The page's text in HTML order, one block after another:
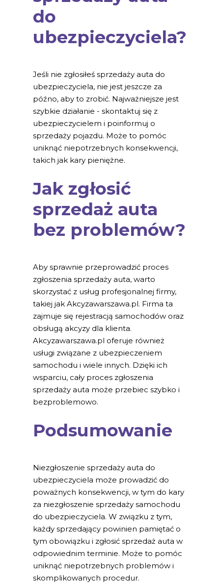
do
ubezpieczyciela?
Jeśli nie zgłosiłeś sprzedaży auta do
ubezpieczyciela, nie jest jeszcze za
późno, aby to zrobić. Najważniejsze jest
szybkie działanie - skontaktuj się z
ubezpieczycielem i poinformuj o
sprzedaży pojazdu. Może to pomóc
uniknąć niepotrzebnych konsekwencji,
takich jak kary pieniężne.
Jak zgłosić
sprzedaż auta
bez problemów?
Aby sprawnie przeprowadzić proces
zgłoszenia sprzedaży auta, warto
skorzystać z usług profesjonalnej firmy,
takiej jak Akcyzawarszawa.pl. Firma ta
zajmuje się rejestracją samochodów oraz
obsługą akcyzy dla klienta.
Akcyzawarszawa.pl oferuje również
usługi związane z ubezpieczeniem
samochodu i wiele innych. Dzięki ich
wsparciu, cały proces zgłoszenia
sprzedaży auta może przebiec szybko i
bezproblemowo.
Podsumowanie
Niezgłoszenie sprzedaży auta do
ubezpieczyciela może prowadzić do
poważnych konsekwencji, w tym do kary
za niezgłoszenie sprzedaży samochodu
do ubezpieczyciela. W związku z tym,
każdy sprzedający powinien pamiętać o
tym obowiązku i zgłosić sprzedaż auta w
odpowiednim terminie. Może to pomóc
uniknąć niepotrzebnych problemów i
skomplikowanych procedur.